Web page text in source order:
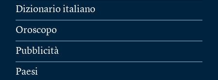
Dizionario italiano
Oroscopo
Pubblicità
Paesi